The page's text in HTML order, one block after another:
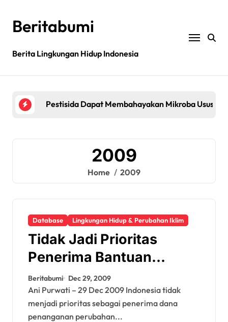
contentBeritabumi
Berita Lingkungan Hidup Indonesia
Pestisida Dapat Membahayakan Mikroba Usus
Bagaimana rantai pasokan global yang tidak
Filipina: MASIPAG Menentang Persetujuan Beras
2009
Home 2009
Database Lingkungan Hidup & Perubahan Iklim
Tidak Jadi Prioritas
Penerima Bantuan
Perubahan Iklim,
Indonesia Bisa
Tingkatkan Hutang
Beritabumi Dec 29, 2009
Ani Purwati – 29 Dec 2009 Indonesia tidak
menjadi prioritas sebagai penerima dana
penanganan perubahan...